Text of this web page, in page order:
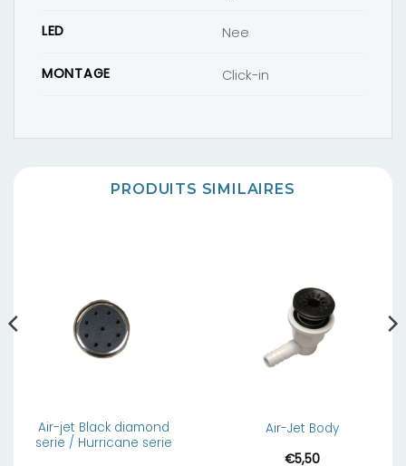
LED Nee
MONTAGE Click-in
PRODUITS SIMILAIRES
Air-jet Black diamond
serie / Hurricane serie
Air-Jet Body
€5,50